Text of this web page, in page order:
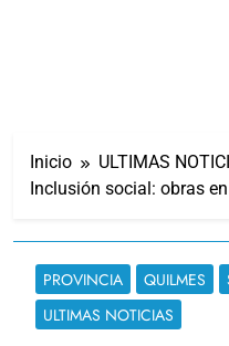
Inicio
ULTIMAS
Inclusión social: obras
PROVINCIA QUILMES
ULTIMAS NOTICIAS